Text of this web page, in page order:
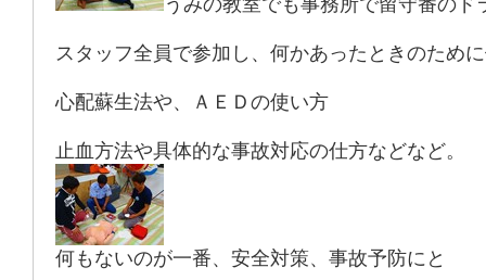
スタッフ全員で参加し、何かあったときのため
心配蘇生法や、ＡＥＤの使い方
止血方法や具体的な事故対応の仕方などなど。
何もないのが一番、安全対策、事故予防にと